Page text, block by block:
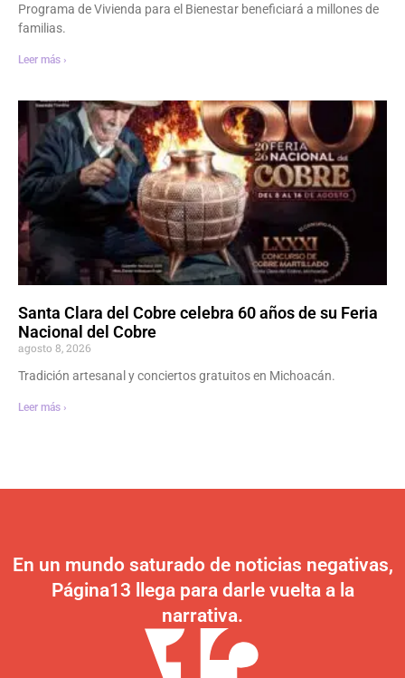
Programa de Vivienda para el Bienestar beneficiará a millones de
familias.
Leer más ›
Santa Clara del Cobre celebra 60 años de su Feria
Nacional del Cobre
agosto 8, 2026
Tradición artesanal y conciertos gratuitos en Michoacán.
Leer más ›
En un mundo saturado de noticias negativas,
Página13 llega para darle vuelta a la
narrativa.